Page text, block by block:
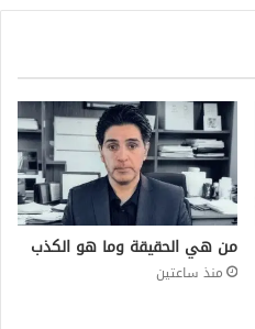
من هي الحقيقة وما هو الكذب
منذ ساعتين